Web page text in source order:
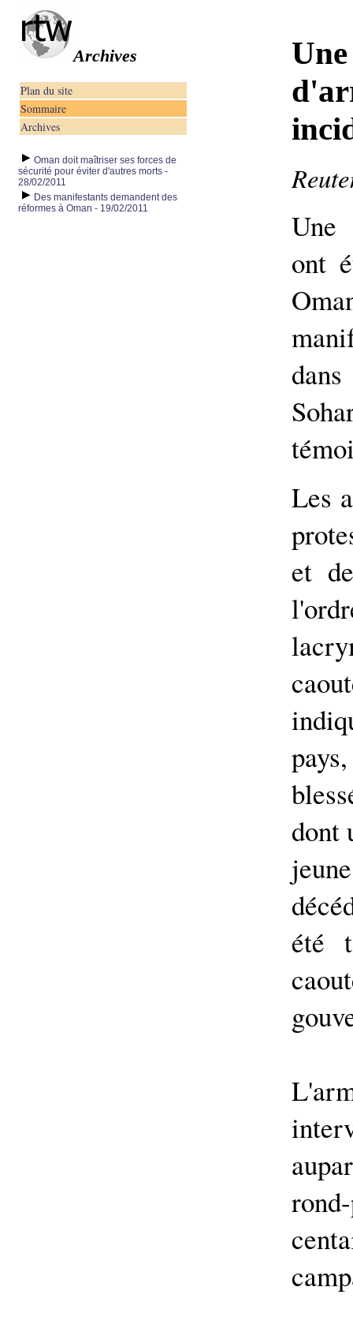
Archives
Plan du site
Sommaire
Archives
Oman doit maîtriser ses forces de
sécurité pour éviter d'autres morts -
28/02/2011
Des manifestants demandent des
réformes à Oman - 19/02/2011
Une
ont
Les
et
dont
été